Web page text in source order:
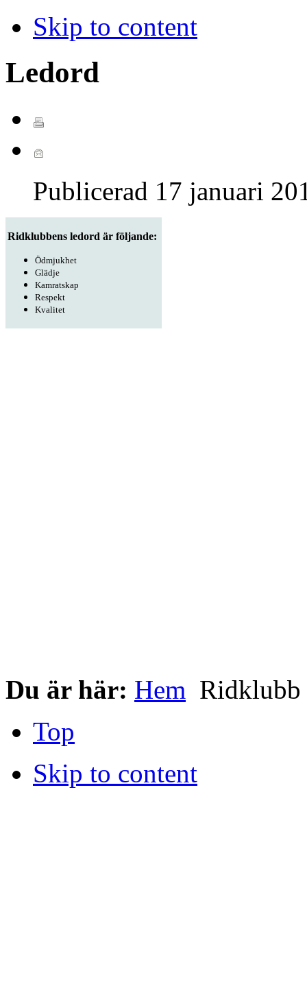
Skip to content
Ledord
Publicerad 17 januari
Ridklubbens ledord är följande:
Ödmjukhet
Glädje
Kamratskap
Respekt
Kvalitet
Du är här: Hem Ridklubb
Top
Skip to content